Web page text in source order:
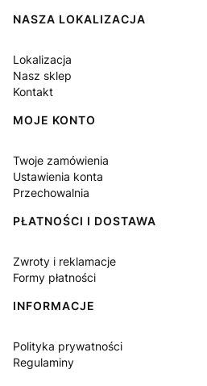
NASZA LOKALIZACJA
Lokalizacja
Nasz sklep
Kontakt
MOJE KONTO
Twoje zamówienia
Ustawienia konta
Przechowalnia
PŁATNOŚCI I DOSTAWA
Zwroty i reklamacje
Formy płatności
INFORMACJE
Polityka prywatności
Regulaminy